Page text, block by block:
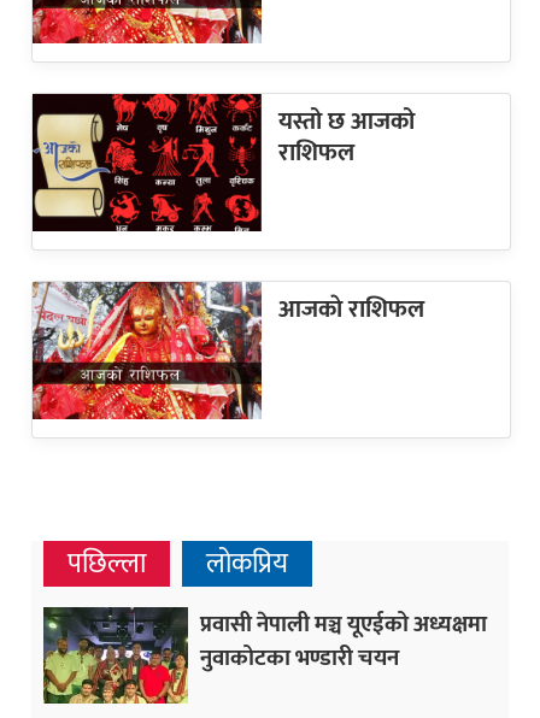
यस्तो छ आजको
राशिफल
आजकाे राशिफल
पछिल्ला लोकप्रिय
प्रवासी नेपाली मञ्च यूएईको अध्यक्षमा
नुवाकोटका भण्डारी चयन